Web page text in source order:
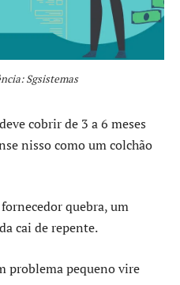
Sgsistemas
cobrir de 3 a 6 meses
nisso como um colchão
quebra, um
cai de repente.
problema pequeno vire